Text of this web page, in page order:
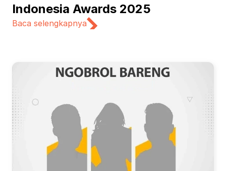
Indonesia Awards 2025
Baca selengkapnya